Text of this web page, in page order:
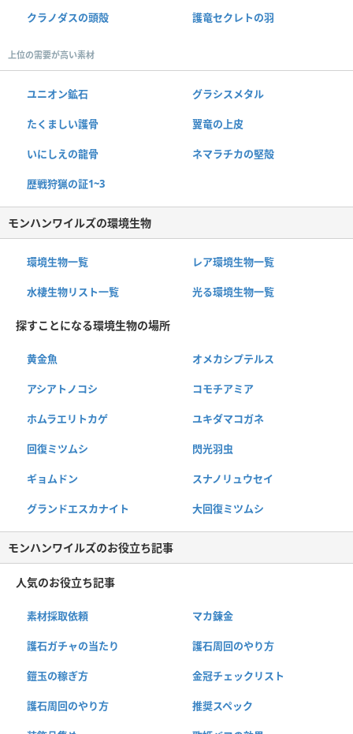
クラノダスの頭殻 護竜セクレトの羽
上位の需要が高い素材
ユニオン鉱石 グラシスメタル
たくましい護骨 翼竜の上皮
いにしえの龍骨 ネマラチカの堅殻
歴戦狩猟の証1~3
モンハンワイルズの環境生物
環境生物一覧 レア環境生物一覧
水棲生物リスト一覧 光る環境生物一覧
探すことになる環境生物の場所
黄金魚 オメカシプテルス
アシアトノコシ コモチアミア
ホムラエリトカゲ ユキダマコガネ
回復ミツムシ 閃光羽虫
ギョムドン スナノリュウセイ
グランドエスカナイト 大回復ミツムシ
モンハンワイルズのお役立ち記事
人気のお役立ち記事
素材採取依頼 マカ錬金
護石ガチャの当たり 護石周回のやり方
鎧玉の稼ぎ方 金冠チェックリスト
護石周回のやり方 推奨スペック